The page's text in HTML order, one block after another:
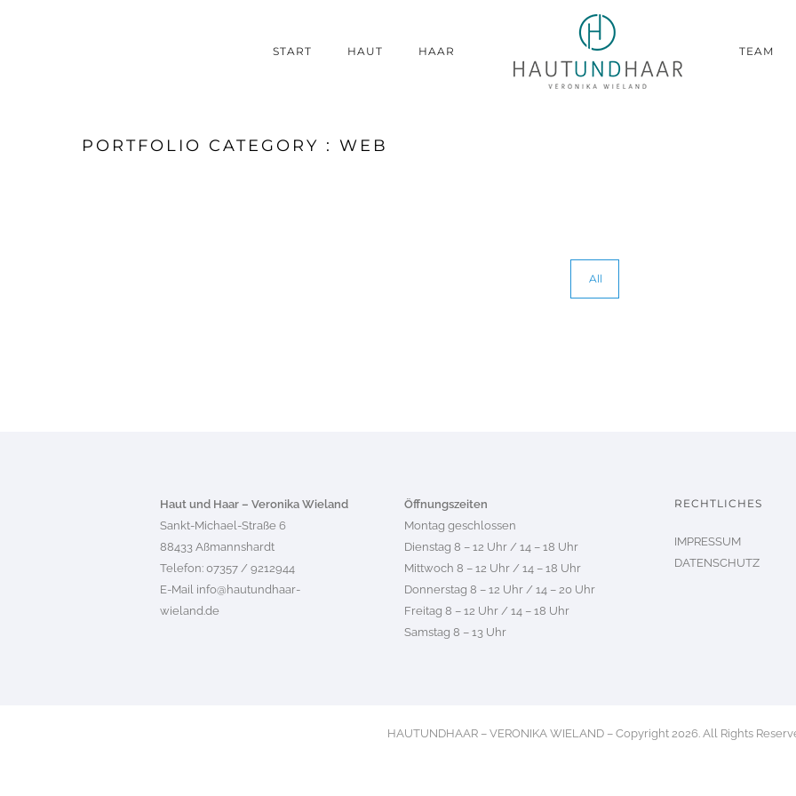
START HAUT HAAR TEAM
PORTFOLIO CATEGORY : WEB
All
Haut und Haar – Veronika Wieland
Sankt-Michael-Straße 6
88433 Aßmannshardt
Telefon: 07357 / 9212944
E-Mail info@hautundhaar-
wieland.de
Öffnungszeiten
Montag geschlossen
Dienstag 8 – 12 Uhr / 14 – 18 Uhr
Mittwoch 8 – 12 Uhr / 14 – 18 Uhr
Donnerstag 8 – 12 Uhr / 14 – 20 Uhr
Freitag 8 – 12 Uhr / 14 – 18 Uhr
Samstag 8 – 13 Uhr
RECHTLICHES
IMPRESSUM
DATENSCHUTZ
HAUTUNDHAAR – VERONIKA WIELAND – Copyright 2026. All Rights